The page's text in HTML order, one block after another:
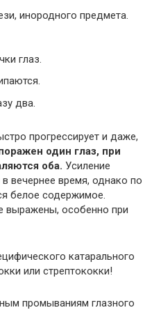
инородного предмета.
глаз.
два.
прогрессирует и даже,
один глаз, при
оба. Усиление
вечернее время, однако по
белое содержимое.
выражены, особенно при
катарального
или стрептококки!
промываниям глазного